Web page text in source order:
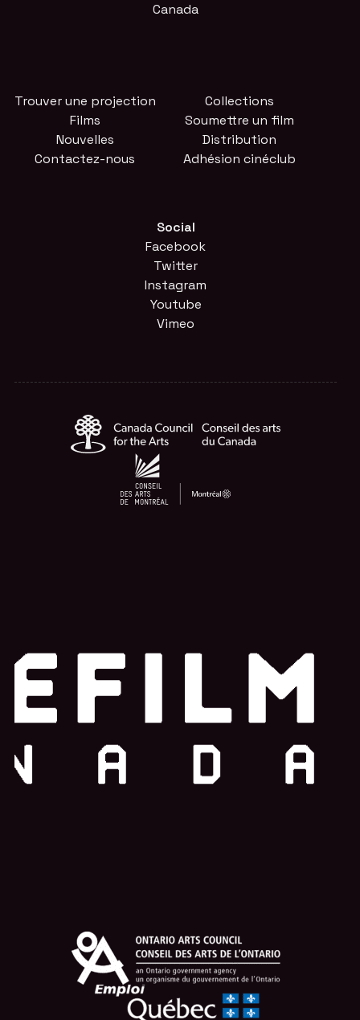
Canada
Trouver une projection
Films
Nouvelles
Contactez-nous
Collections
Soumettre un film
Distribution
Adhésion cinéclub
Social
Facebook
Twitter
Instagram
Youtube
Vimeo